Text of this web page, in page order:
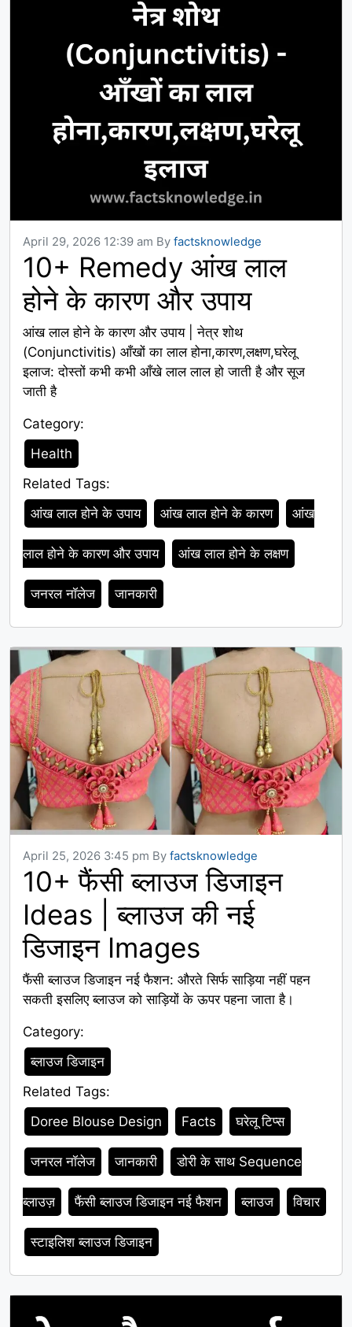
April 29, 2026 12:39 am By factsknowledge
10+ Remedy आंख लाल
होने के कारण और उपाय
आंख लाल होने के कारण और उपाय | नेत्र शोथ
(Conjunctivitis) आँखों का लाल होना,कारण,लक्षण,घरेलू
इलाज: दोस्तों कभी कभी आँखे लाल लाल हो जाती है और सूज
जाती है
Category:
Category
Health
Related Tags:
Tags
आंख लाल होने के उपाय आंख लाल होने के कारण आंख
लाल होने के कारण और उपाय आंख लाल होने के लक्षण
जनरल नॉलेज जानकारी
April 25, 2026 3:45 pm By factsknowledge
10+ फैंसी ब्लाउज डिजाइन
Ideas | ब्लाउज की नई
डिजाइन Images
फैंसी ब्लाउज डिजाइन नई फैशन: औरते सिर्फ साड़िया नहीं पहन
सकती इसलिए ब्लाउज को साड़ियों के ऊपर पहना जाता है।
Category:
Category
ब्लाउज डिजाइन
Related Tags:
Tags
Doree Blouse Design Facts घरेलू टिप्स
जनरल नॉलेज जानकारी डोरी के साथ Sequence
ब्लाउज़ फैंसी ब्लाउज डिजाइन नई फैशन ब्लाउज विचार
स्टाइलिश ब्लाउज डिजाइन